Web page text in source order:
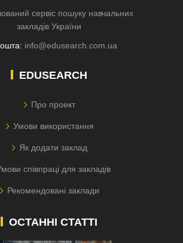
сервіс пошуку навчальних
закладів України
info@edusearch.com.ua
EDUSEARCH
Про проект
Умови використання
Як додати заклад
співпраці для закладів
Рекомендовані заклади
ОСТАННІ СТАТТІ